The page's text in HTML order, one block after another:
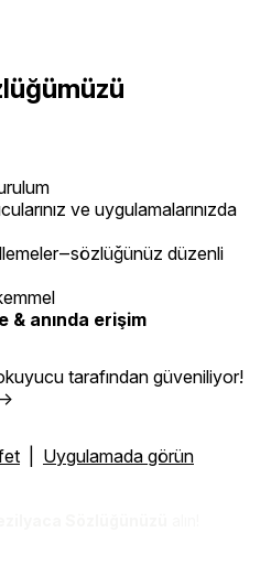
ve uygulamalarınızda
düzenli
& anında erişim
tarafından güveniliyor!
→
Uygulamada görün